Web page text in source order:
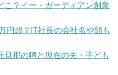
こ？イー・ガーディアン創業
円超？IT社長の会社名や顔も
旦那の噂と現在の夫・子ども